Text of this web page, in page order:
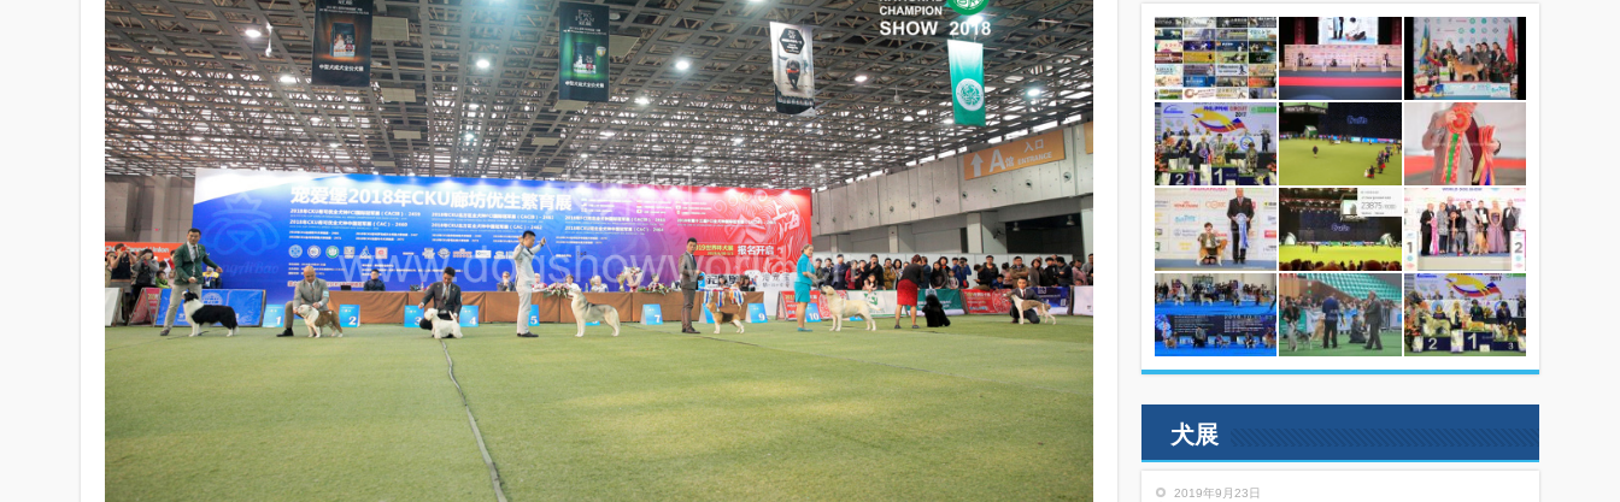
犬展
2019年9月23日